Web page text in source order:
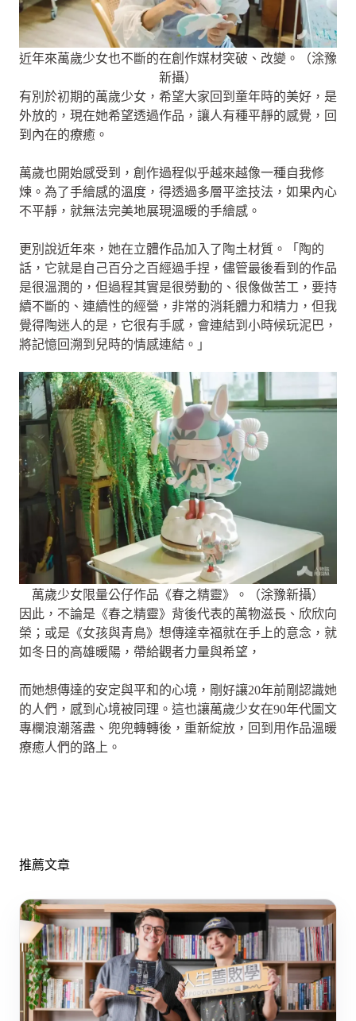
近年來萬歲少女也不斷的在創作媒材突破、改變。（涂豫
新攝）
有別於初期的萬歲少女，希望大家回到童年時的美好，是
外放的，現在她希望透過作品，讓人有種平靜的感覺，回
到內在的療癒。
萬歲也開始感受到，創作過程似乎越來越像一種自我修
煉。為了手繪感的溫度，得透過多層平塗技法，如果內心
不平靜，就無法完美地展現溫暖的手繪感。
更別說近年來，她在立體作品加入了陶土材質。「陶的
話，它就是自己百分之百經過手捏，儘管最後看到的作品
是很溫潤的，但過程其實是很勞動的、很像做苦工，要持
續不斷的、連續性的經營，非常的消耗體力和精力，但我
覺得陶迷人的是，它很有手感，會連結到小時候玩泥巴，
將記憶回溯到兒時的情感連結。」
萬歲少女限量公仔作品《春之精靈》。（涂豫新攝）
因此，不論是《春之精靈》背後代表的萬物滋長、欣欣向
榮；或是《女孩與青鳥》想傳達幸福就在手上的意念，就
如冬日的高雄暖陽，帶給觀者力量與希望，
而她想傳達的安定與平和的心境，剛好讓20年前剛認識她
的人們，感到心境被同理。這也讓萬歲少女在90年代圖文
專欄浪潮落盡、兜兜轉轉後，重新綻放，回到用作品溫暖
療癒人們的路上。
推薦文章